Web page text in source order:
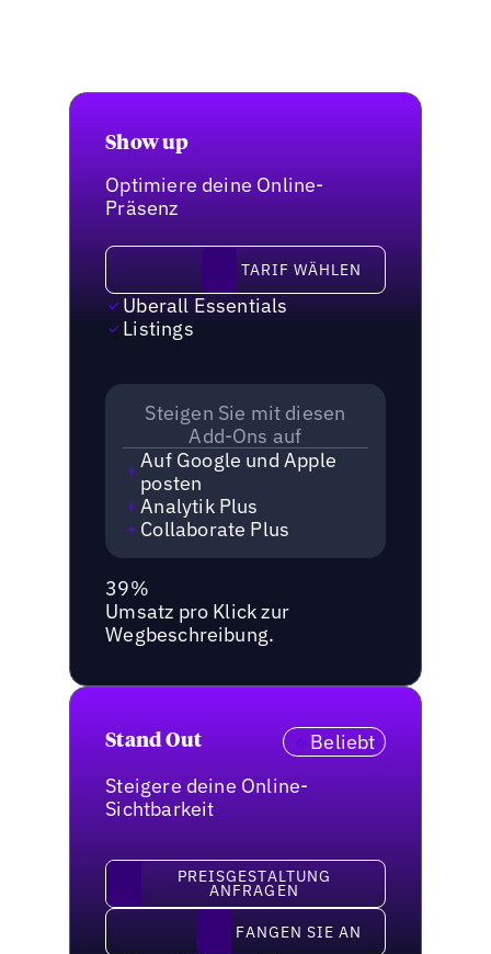
Show up
Optimiere deine Online-
Präsenz
Tarif wählen
TARIF WÄHLEN
Uberall Essentials
Listings
Steigen Sie mit diesen
Add-Ons auf
Auf Google und Apple
posten
Analytik Plus
Collaborate Plus
39%
Umsatz pro Klick zur
Wegbeschreibung.
Stand Out
Beliebt
Steigere deine Online-
Sichtbarkeit
Preisgestaltung anfragen
PREISGESTALTUNG
ANFRAGEN
Fangen Sie an FANGEN SIE AN